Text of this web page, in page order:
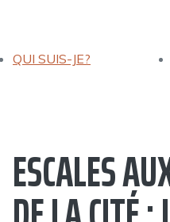
QUI SUIS-JE?
ESCALES